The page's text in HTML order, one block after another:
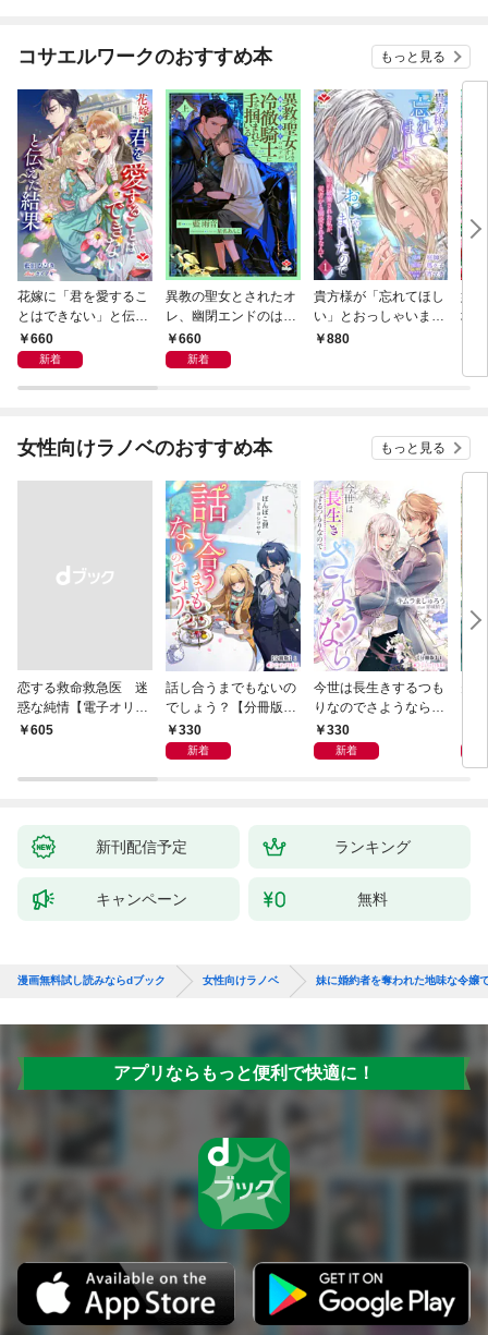
コサエルワークのおすすめ本 もっと見る
花嫁に「君を愛するこ
とはできない」と伝え
た結果
660
新着
異教の聖女とされたオ
レ、幽閉エンドのはず
が冷徹騎士に手を掴ま
れている 上
660
新着
貴方様が「忘れてほし
い」とおっしゃいまし
たので〜婚約破棄され
880
妹
地
女性向けラノベのおすすめ本 もっと見る
恋する救命救急医 迷
惑な純情【電子オリジ
ナル】
￥605
話し合うまでもないの
でしょう？【分冊版】
1 330
新着
今世は長生きするつも
りなのでさようなら
【分冊版】1
330
新着
新刊配信予定 ランキング
キャンペーン 無料
漫画無料試し読みならdブック 女性向けラノベ 妹に婚約者を奪われた地味な令嬢
アプリならもっと便利で快適に！